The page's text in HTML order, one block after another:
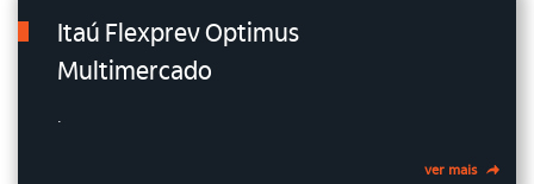
Itaú Flexprev Optimus
Multimercado
.
ver mais